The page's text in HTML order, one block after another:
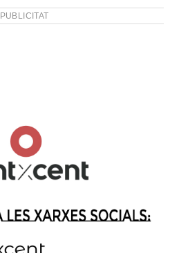
PUBLICITAT